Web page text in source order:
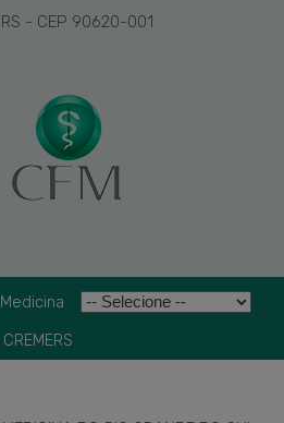
- CEP 90620-001